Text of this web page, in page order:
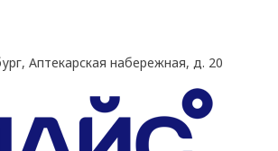
Аптекарская набережная, д. 20